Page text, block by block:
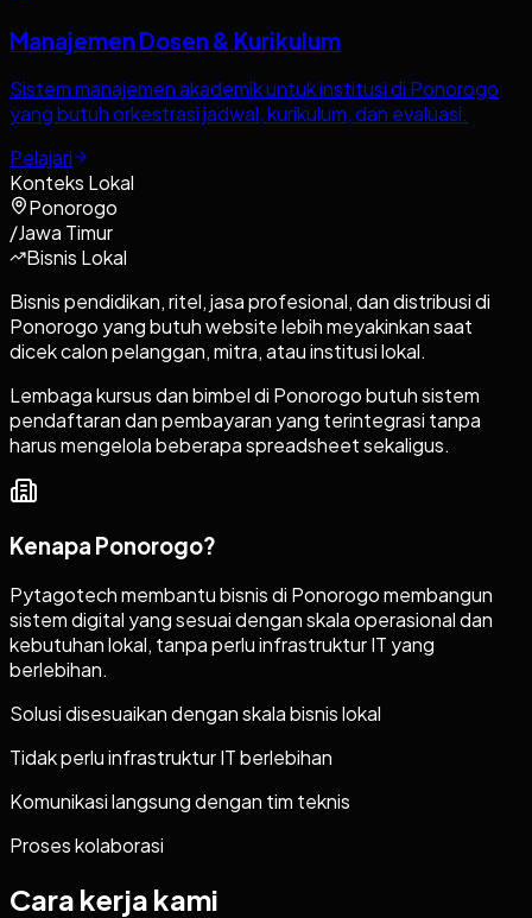
Manajemen Dosen & Kurikulum
Sistem manajemen akademik untuk institusi di Ponorogo
yang butuh orkestrasi jadwal, kurikulum, dan evaluasi.
Pelajari
Konteks Lokal
Ponorogo
/Jawa Timur
Bisnis Lokal
Bisnis pendidikan, ritel, jasa profesional, dan distribusi di
Ponorogo yang butuh website lebih meyakinkan saat
dicek calon pelanggan, mitra, atau institusi lokal.
Lembaga kursus dan bimbel di Ponorogo butuh sistem
pendaftaran dan pembayaran yang terintegrasi tanpa
harus mengelola beberapa spreadsheet sekaligus.
Kenapa Ponorogo?
Pytagotech membantu bisnis di Ponorogo membangun
sistem digital yang sesuai dengan skala operasional dan
kebutuhan lokal, tanpa perlu infrastruktur IT yang
berlebihan.
Solusi disesuaikan dengan skala bisnis lokal
Tidak perlu infrastruktur IT berlebihan
Komunikasi langsung dengan tim teknis
Proses kolaborasi
Cara kerja kami